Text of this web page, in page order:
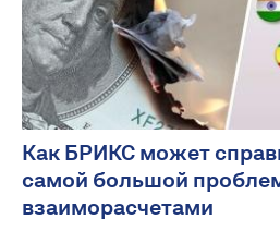
Как БРИКС может
самой большой
взаиморасчетами